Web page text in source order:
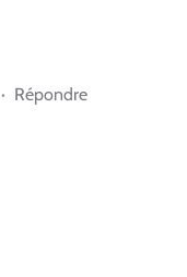
· Répondre